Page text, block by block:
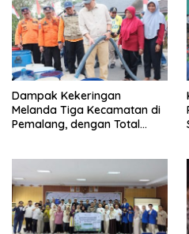
Dampak Kekeringan
Melanda Tiga Kecamatan di
Pemalang, dengan Total